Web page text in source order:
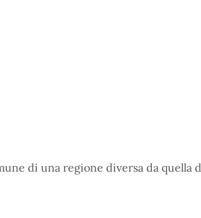
di una regione diversa da